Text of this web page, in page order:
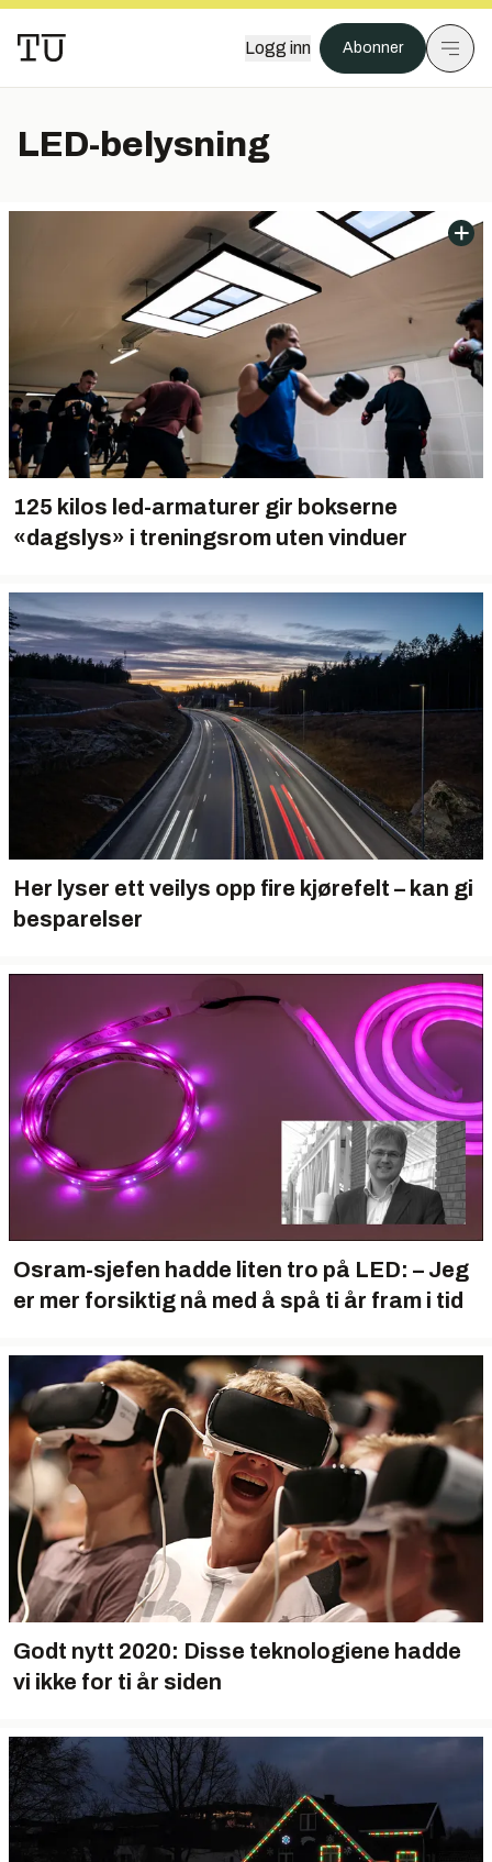
Logg inn Abonner
LED-belysning
125 kilos led-armaturer gir bokserne
«dagslys» i treningsrom uten vinduer
Her lyser ett veilys opp fire kjørefelt – kan gi
besparelser
Osram-sjefen hadde liten tro på LED: – Jeg
er mer forsiktig nå med å spå ti år fram i tid
Godt nytt 2020: Disse teknologiene hadde
vi ikke for ti år siden